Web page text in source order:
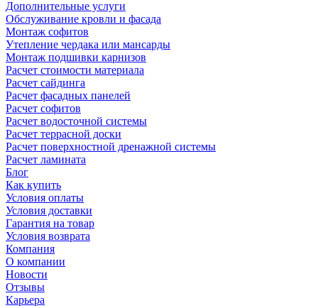
Дополнительные услуги
Обслуживание кровли и фасада
Монтаж софитов
Утепление чердака или мансарды
Монтаж подшивки карнизов
Расчет стоимости материала
Расчет сайдинга
Расчет фасадных панелей
Расчет софитов
Расчет водосточной системы
Расчет террасной доски
Расчет поверхностной дренажной системы
Расчет ламината
Блог
Как купить
Условия оплаты
Условия доставки
Гарантия на товар
Условия возврата
Компания
О компании
Новости
Отзывы
Карьера